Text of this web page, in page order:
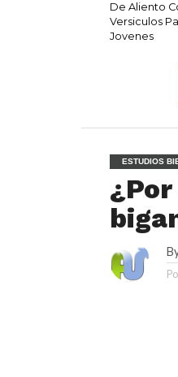
De Aliento
Versiculos
Jovenes
ESTUDIOS